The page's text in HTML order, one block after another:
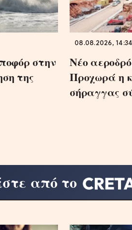
στην
της
08.08.2026, 14:34
Νέο
Προχωρά η
σήραγγας
από το